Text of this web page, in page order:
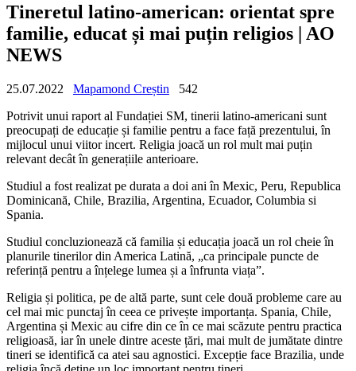
Tineretul latino-american: orientat spre
familie, educat și mai puțin religios | AO
NEWS
25.07.2022 Mapamond Creștin
542
Potrivit unui raport al Fundației SM, tinerii latino-americani sunt
preocupați de educație și familie pentru a face față prezentului, în
mijlocul unui viitor incert. Religia joacă un rol mult mai puțin
relevant decât în generațiile anterioare.
Studiul a fost realizat pe durata a doi ani în Mexic, Peru, Republica
Dominicană, Chile, Brazilia, Argentina, Ecuador, Columbia si
Spania.
Studiul concluzionează că familia și educația joacă un rol cheie în
planurile tinerilor din America Latină, „ca principale puncte de
referință pentru a înțelege lumea și a înfrunta viața”.
Religia și politica, pe de altă parte, sunt cele două probleme care au
cel mai mic punctaj în ceea ce privește importanța. Spania, Chile,
Argentina și Mexic au cifre din ce în ce mai scăzute pentru practica
religioasă, iar în unele dintre aceste țări, mai mult de jumătate dintre
tineri se identifică ca atei sau agnostici. Excepție face Brazilia, unde